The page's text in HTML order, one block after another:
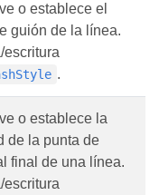
o establece el
guión de la línea.
escritura
.
o establece la
de la punta de
final de una línea.
escritura